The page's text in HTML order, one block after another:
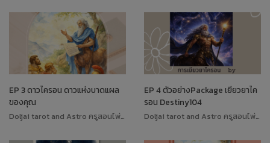
EP 3 ดาวไครอน ดาวแห่งบาดแผล
ของคุณ
Doljai tarot and Astro ครูสอนไพ่ทาโรต์
EP 4 ตัวอย่างPackage เยียวยาไค
รอน Destiny104
Doljai tarot and Astro ครูสอนไพ่ทาโรต์